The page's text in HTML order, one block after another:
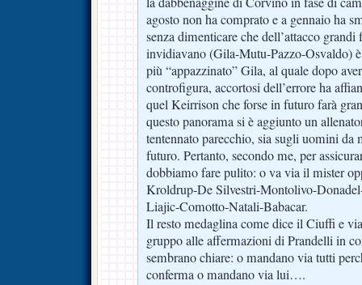
agosto non ha comprato e a gennaio ha
senza dimenticare che dell’attacco
invidiavano (Gila-Mutu-Pazzo-Osvaldo)
più “appazzinato” Gila, al quale dopo
controfigura, accortosi dell’errore ha
quel Keirrison che forse in futuro farà
questo panorama si è aggiunto un
tentennato parecchio, sia sugli uomini da
futuro. Pertanto, secondo me, per
dobbiamo fare pulito: o va via il mister
Kroldrup-De Silvestri-Montolivo-
Liajic-Comotto-Natali-Babacar.
Il resto medaglina come dice il Ciuffi e
gruppo alle affermazioni di Prandelli in
sembrano chiare: o mandano via tutti
conferma o mandano via lui….